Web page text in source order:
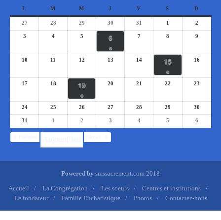
L M M J V S D
27 28 29 30 31 1 2
3 4 5
6
●
7 8 9
10 11 12 13 14
15
●
16
17 18
19
●
20 21 22 23
24 25 26 27 28 29 30
31 1 2 3 4 5 6
Powered by smssacrement.com 2018
Accueil
/ La Congrégation / Les soeurs / Centres et institutions
/
Le fondateur
/ Famille Eucharistique / Photos / Contactez-nous